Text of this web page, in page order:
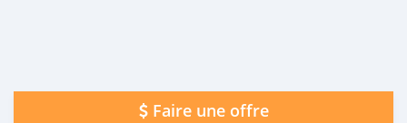
Faire une offre